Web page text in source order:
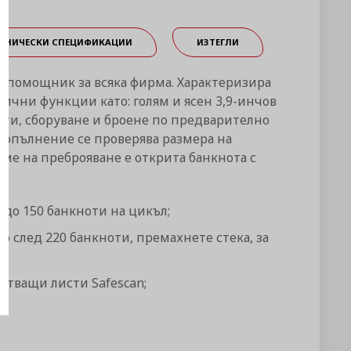
СПЕЦИФИКАЦИИ ИЗТЕГЛИ
за всяка фирма. Характеризира
функции като: голям и ясен 3,9-инчов
сборуване и броене по предварително
се проверява размера на
на преброяване е открита банкнота с
до 150 банкноти на цикъл;
след 220 банкноти, премахнете стека, за
листи Safescan;